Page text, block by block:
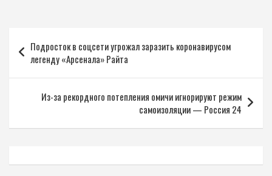
по
записям
Подросток в соцсети угрожал заразить коронавирусом
легенду «Арсенала» Райта
Из-за рекордного потепления омичи игнорируют режим
самоизоляции — Россия 24